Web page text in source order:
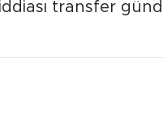
transfer